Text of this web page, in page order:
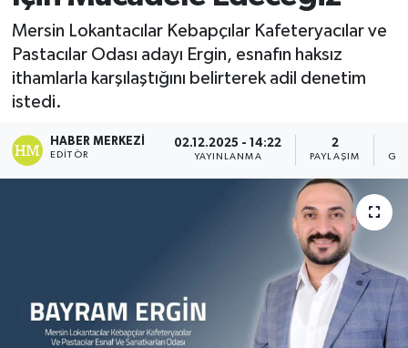
Mersin Lokantacılar Kebapçılar Kafeteryacılar ve
Pastacılar Odası adayı Ergin, esnafın haksız
ithamlarla karşılaştığını belirterek adil denetim
istedi.
HABER MERKEZI
EDITÖR
02.12.2025 - 14:22
YAYINLANMA
2
PAYLAŞIM